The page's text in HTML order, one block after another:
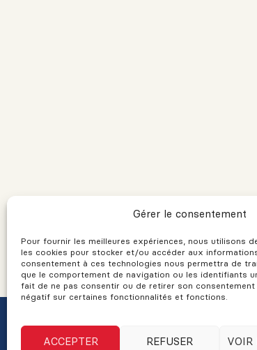
Gérer le consentement
Pour fournir les meilleures expériences, nous utilisons
les cookies pour stocker et/ou accéder aux
consentement à ces technologies nous permettra de
que le comportement de navigation ou les identifiants
fait de ne pas consentir ou de retirer son
négatif sur certaines fonctionnalités et fonctions.
ACCEPTER REFUSER VOIR